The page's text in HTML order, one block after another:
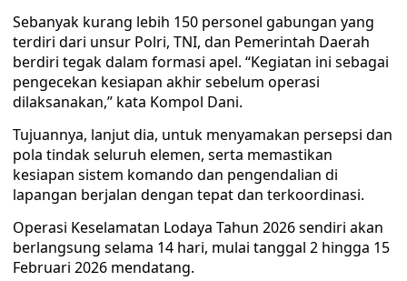
Sebanyak kurang lebih 150 personel gabungan yang
terdiri dari unsur Polri, TNI, dan Pemerintah Daerah
berdiri tegak dalam formasi apel. “Kegiatan ini sebagai
pengecekan kesiapan akhir sebelum operasi
dilaksanakan,” kata Kompol Dani.
Tujuannya, lanjut dia, untuk menyamakan persepsi dan
pola tindak seluruh elemen, serta memastikan
kesiapan sistem komando dan pengendalian di
lapangan berjalan dengan tepat dan terkoordinasi.
Operasi Keselamatan Lodaya Tahun 2026 sendiri akan
berlangsung selama 14 hari, mulai tanggal 2 hingga 15
Februari 2026 mendatang.